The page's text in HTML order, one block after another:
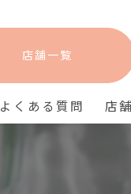
店舗一覧
よくある質問 店